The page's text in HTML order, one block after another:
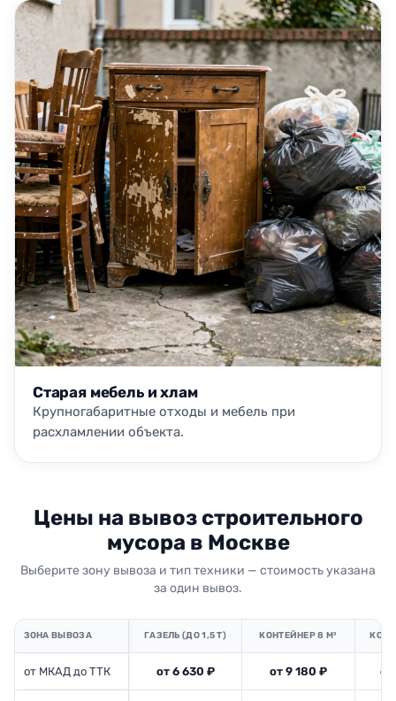
Старая мебель и хлам
Крупногабаритные отходы и мебель при
расхламлении объекта.
Цены на вывоз строительного
мусора в Москве
Выберите зону вывоза и тип техники — стоимость указана
за один вывоз.
ЗОНА ВЫВОЗА ГАЗЕЛЬ (ДО 1,5 Т) КОНТЕЙНЕР 8 М³
от МКАД до ТТК от 6 630 ₽ от 9 180 ₽ от